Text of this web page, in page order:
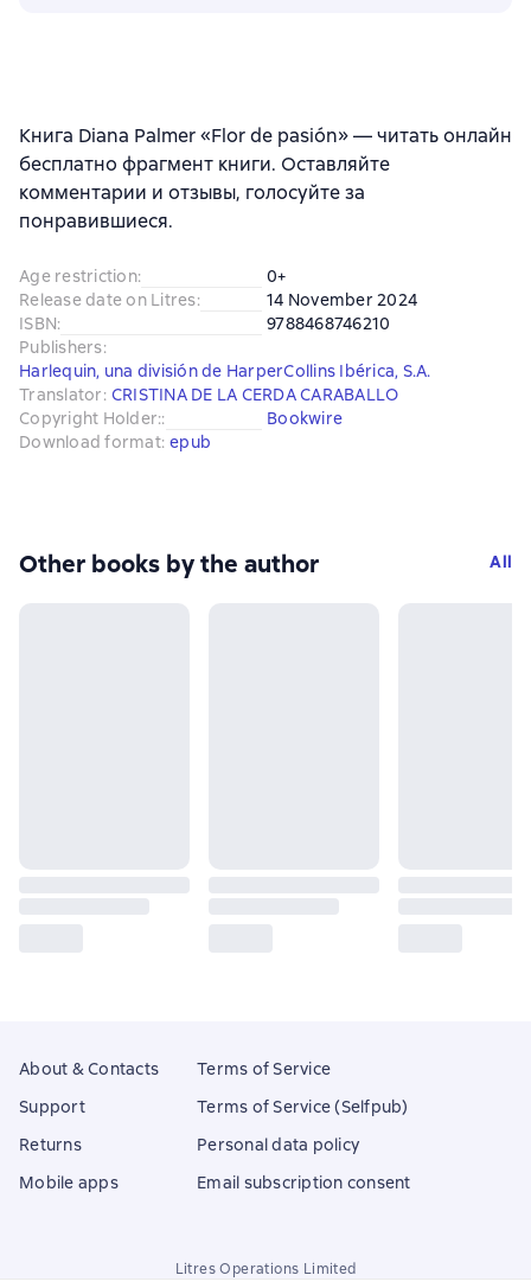
Книга Diana Palmer «Flor de pasión» — читать онлайн
бесплатно фрагмент книги. Оставляйте
комментарии и отзывы, голосуйте за
понравившиеся.
Age restriction:
0+
Release date on Litres:
14 November 2024
ISBN:
9788468746210
Publishers:
Harlequin, una división de HarperCollins Ibérica, S.A.
Translator: CRISTINA DE LA CERDA CARABALLO
Copyright Holder::
Bookwire
Download format: epub
Other books by the author All
About & Contacts
Support
Returns
Mobile apps
Terms of Service
Terms of Service (Selfpub)
Personal data policy
Email subscription consent
Litres Operations Limited